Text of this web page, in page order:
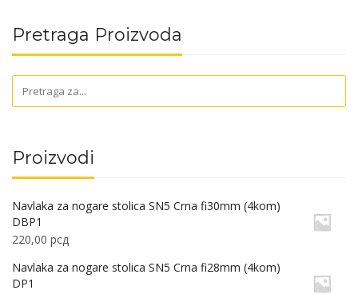
Pretraga Proizvoda
Proizvodi
Navlaka za nogare stolica SN5 Crna fi30mm (4kom)
DBP1
220,00 рсд
Navlaka za nogare stolica SN5 Crna fi28mm (4kom)
DP1